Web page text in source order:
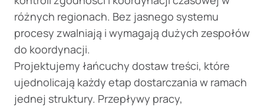
różnych regionach. Bez jasnego systemu
procesy zwalniają i wymagają dużych zespołów
do koordynacji.
Projektujemy łańcuchy dostaw treści, które
ujednolicają każdy etap dostarczania w ramach
jednej struktury. Przepływy pracy,